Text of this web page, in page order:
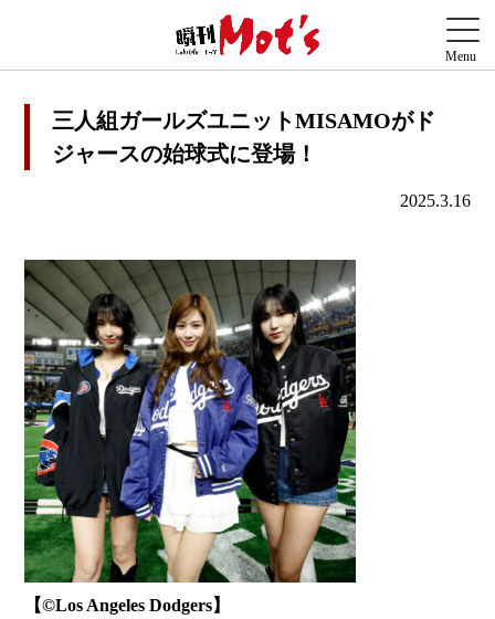
三人組ガールズユニットMISAMOがド
ジャースの始球式に登場！
2025.3.16
【©️Los Angeles Dodgers】